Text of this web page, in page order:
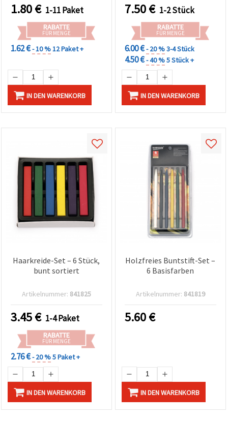
1.80€ 1-11 Paket
RABATTE
FÜR MENGE
1.62 €- 10 %12 Paket +
IN DEN WARENKORB
7.50€ 1-2 Stück
RABATTE
FÜR MENGE
6.00 €- 20 %3-4 Stück
4.50 €- 40 %5 Stück +
IN DEN WARENKORB
Haarkreide-Set – 6 Stück,
bunt sortiert
Artikelnummer: 841825
3.45€ 1-4 Paket
RABATTE
FÜR MENGE
2.76 €- 20 %5 Paket +
IN DEN WARENKORB
Holzfreies Buntstift-Set –
6 Basisfarben
Artikelnummer: 841819
5.60€
IN DEN WARENKORB